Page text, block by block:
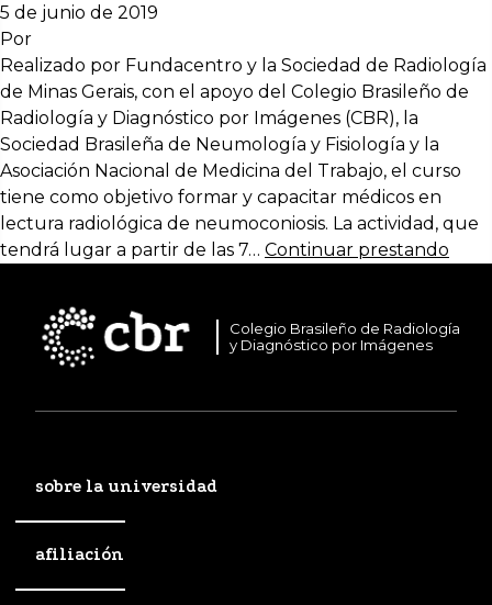
5 de junio de 2019
Por
Realizado por Fundacentro y la Sociedad de Radiología
de Minas Gerais, con el apoyo del Colegio Brasileño de
Radiología y Diagnóstico por Imágenes (CBR), la
Sociedad Brasileña de Neumología y Fisiología y la
Asociación Nacional de Medicina del Trabajo, el curso
tiene como objetivo formar y capacitar médicos en
lectura radiológica de neumoconiosis. La actividad, que
tendrá lugar a partir de las 7… Continuar prestando
Colegio Brasileño de Radiología
y Diagnóstico por Imágenes
sobre la universidad
afiliación